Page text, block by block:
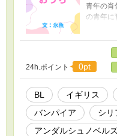
青年の肖
の青年に
ると怖
秘密が
してる』
した、ひ
24h.ポイント 0pt
BL イギリス
バンパイア
シリ
アンダルシュノベル